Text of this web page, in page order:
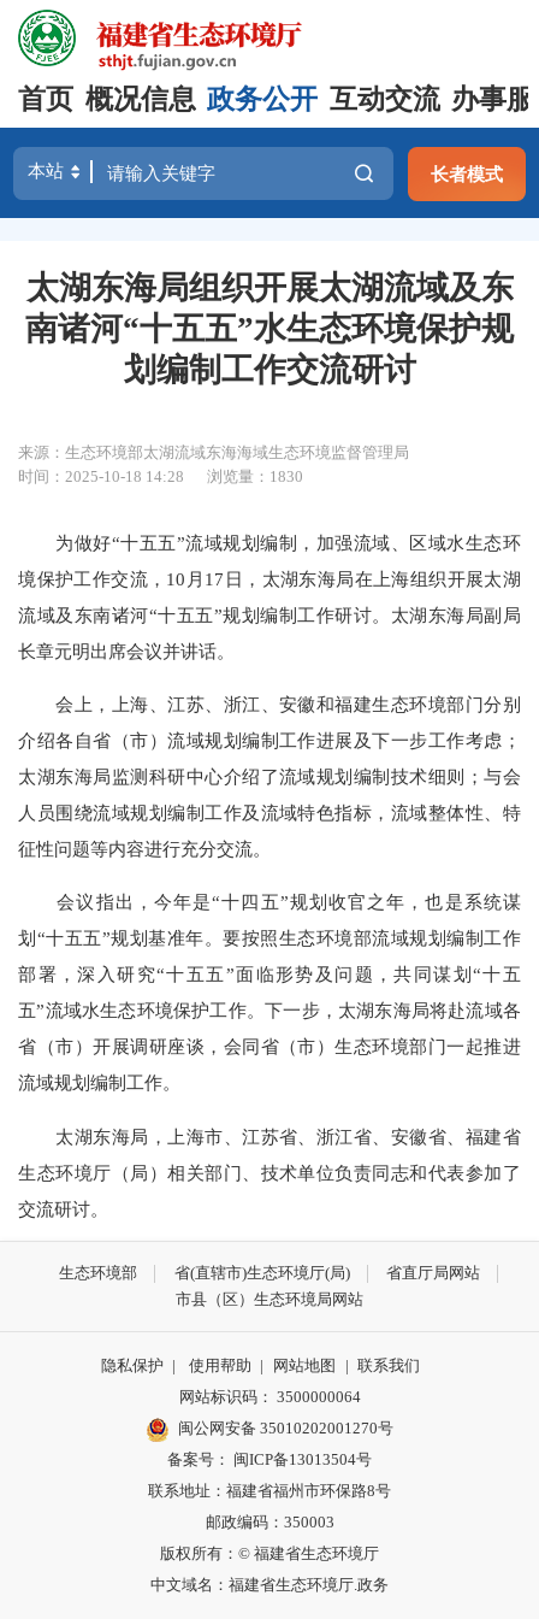
首页 概况信息 政务公开 互动交流 办事
长者模式
太湖东海局组织开展太湖流域及东
南诸河“十五五”水生态环境保护规
划编制工作交流研讨
来源：生态环境部太湖流域东海海域生态环境监督管理局
时间：2025-10-18 14:28
浏览量：1830
为做好“十五五”流域规划编制，加强流域、区域水生态环
境保护工作交流，10月17日，太湖东海局在上海组织开展太湖
流域及东南诸河“十五五”规划编制工作研讨。太湖东海局副局
长章元明出席会议并讲话。
会上，上海、江苏、浙江、安徽和福建生态环境部门分别
介绍各自省（市）流域规划编制工作进展及下一步工作考虑；
太湖东海局监测科研中心介绍了流域规划编制技术细则；与会
人员围绕流域规划编制工作及流域特色指标，流域整体性、特
征性问题等内容进行充分交流。
会议指出，今年是“十四五”规划收官之年，也是系统谋
划“十五五”规划基准年。要按照生态环境部流域规划编制工作
部署，深入研究“十五五”面临形势及问题，共同谋划“十五
五”流域水生态环境保护工作。下一步，太湖东海局将赴流域各
省（市）开展调研座谈，会同省（市）生态环境部门一起推进
流域规划编制工作。
太湖东海局，上海市、江苏省、浙江省、安徽省、福建省
生态环境厅（局）相关部门、技术单位负责同志和代表参加了
交流研讨。
生态环境部 省(直辖市)生态环境厅(局)
省直厅局网站
市县（区）生态环境局网站
隐私保护 | 使用帮助 | 网站地图 | 联系我们
网站标识码： 3500000064
闽公网安备 35010202001270号
备案号： 闽ICP备13013504号
联系地址：福建省福州市环保路8号
邮政编码：350003
版权所有：© 福建省生态环境厅
中文域名：福建省生态环境厅.政务